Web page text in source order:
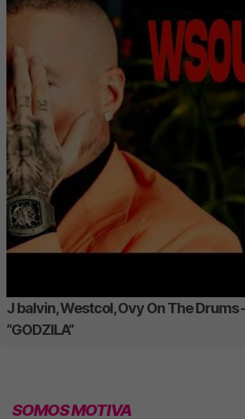
J balvin, Westcol, Ovy On The Drums
“GODZILA”
SOMOS MOTIVA